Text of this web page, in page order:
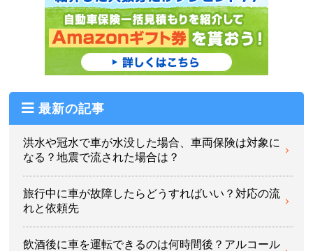
最新の記事
洪水や冠水で車が水没した場合、車両保険は対象に
なる？地震で流された場合は？
旅行中に車が故障したらどうすればいい？対応の流
れと依頼先
飲酒後に車を運転できるのは何時間後？アルコール